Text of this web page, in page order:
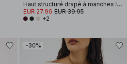
Haut structuré drapé à manches longues
EUR 27.96 EUR 39.95
+2
-30%